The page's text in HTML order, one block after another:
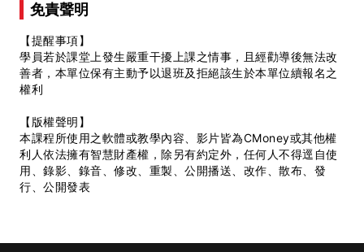
免責聲明
【提醒事項】
學員若於課堂上發生嚴重干擾上課之情事，且經勸導後無法改
善者，本單位保有主動予以退班及拒絕該生於本單位續報名之
權利
【版權聲明】
本課程所使用之軟體或教學內容、影片皆為CMoney或其他權
利人依法擁有智慧財產權，除另有約定外，任何人不得逕自使
用、錄影、錄音、修改、重製、公開播送、改作、散布、發
行、公開發表